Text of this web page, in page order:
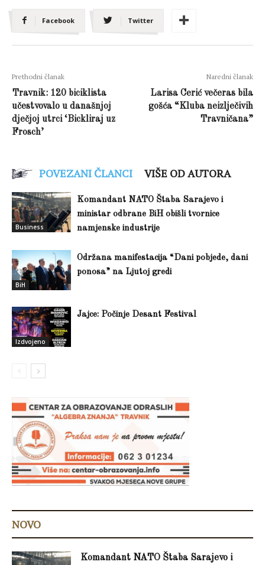
Facebook Twitter
Prethodni članak
Travnik: 120 biciklista
učestvovalo u današnjoj
dječjoj utrci ‘Bickliraj uz
Frosch’
Naredni članak
Larisa Cerić večeras bila
gošća “Kluba neizlječivih
Travničana”
POVEZANI ČLANCI VIŠE OD AUTORA
Business
Komandant NATO Štaba Sarajevo i
ministar odbrane BiH obišli tvornice
namjenske industrije
BiH
Održana manifestacija “Dani pobjede, dani
ponosa” na Ljutoj gredi
Izdvojeno
Jajce: Počinje Desant Festival
NOVO
Komandant NATO Štaba Sarajevo i